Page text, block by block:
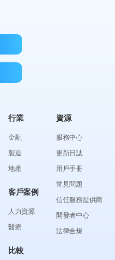
行業
金融
製造
地產
客戶案例
人力資源
醫療
比較
資源
服務中心
更新日誌
用戶手冊
常見問題
信任服務提供商
開發者中心
法律合規